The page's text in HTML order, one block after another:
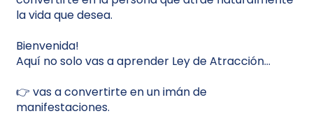
la vida que desea.
Bienvenida!
Aquí no solo vas a aprender Ley de Atracción…
👉 vas a convertirte en un imán de
manifestaciones.